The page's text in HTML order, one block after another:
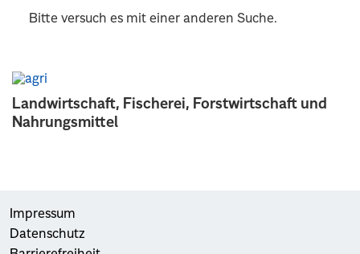
Landwirtschaft, Fischerei, Forstwirtschaft und
Nahrungsmittel
Bitte versuch es mit einer anderen Suche.
Impressum
Datenschutz